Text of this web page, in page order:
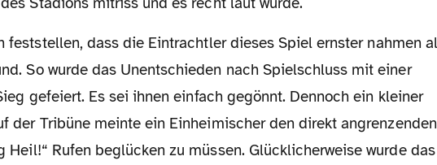
So wurde das Unentschieden nach Spielschluss mit einer
gefeiert. Es sei ihnen einfach gegönnt. Dennoch ein kleiner
der Tribüne meinte ein Einheimischer den direkt angrenzenden
Heil!“ Rufen beglücken zu müssen. Glücklicherweise wurde das